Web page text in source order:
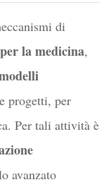
di
la medicina,
progetti, per
Per tali attività è
avanzato